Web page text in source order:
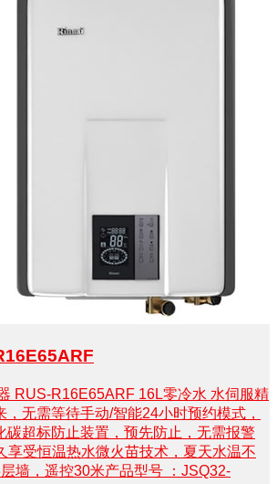
RUS-R16E65ARF 16L零冷水 水伺服精
无需等待手动/智能24小时预约模式，
碳超标防止装置，预先防止，无需报警
受恒温热水微火苗技术，夏天水温不
墙，遥控30米产品型号 ：JSQ32-